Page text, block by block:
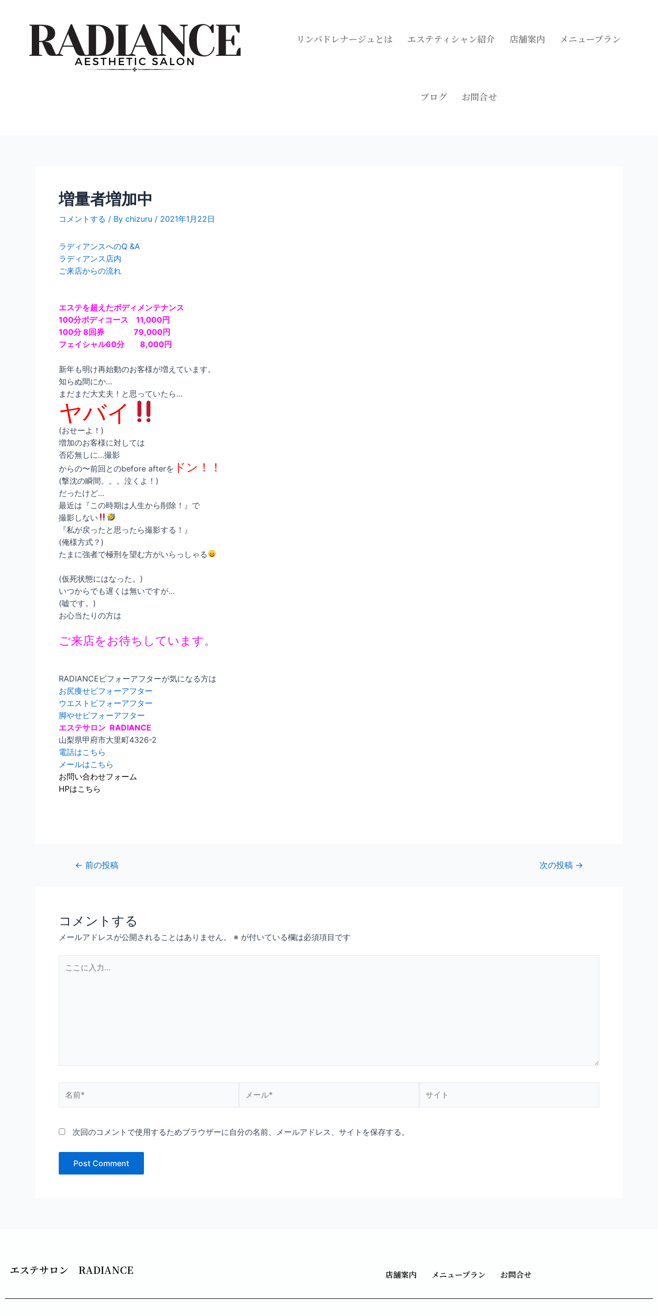
リンパドレナージュとは エステティシャン紹介 店舗案内 メニュープラン
ブログ お問合せ
増量者増加中
コメントする / By chizuru / 2021年1月22日
ラディアンスへのQ &A
ラディアンス店内
ご来店からの流れ
エステを超えたボディメンテナンス
100分ボディコース 11,000円
100分 8回券 79,000円
フェイシャル60分 8,000円
新年も明け再始動のお客様が増えています。
知らぬ間にか…
まだまだ大丈夫！と思っていたら…
ヤバイ
(おせーよ！)
増加のお客様に対しては
否応無しに…撮影
からの〜前回とのbefore afterを ドン！！
(撃沈の瞬間。。。泣くよ！)
だったけど…
最近は『この時期は人生から削除！』で
撮影しない
『私が戻ったと思ったら撮影する！』
(俺様方式？)
たまに強者で極刑を望む方がいらっしゃる
(仮死状態にはなった。)
いつからでも遅くは無いですが…
(嘘です。)
お心当たりの方は
ご来店をお待ちしています。
RADIANCEビフォーアフターが気になる方は
お尻痩せビフォーアフター
ウエストビフォーアフター
脚やせビフォーアフター
エステサロン RADIANCE
山梨県甲府市大里町4326-2
電話はこちら
メールはこちら
お問い合わせフォーム
HPはこちら
ナ
ビ
ゲ
← 前の投稿 次の投稿 →
コメントする
メールアドレスが公開されることはありません。 ※ が付いている欄は必須項目です
前
次回のコメントで使用するためブラウザーに自分の名前、メールアドレス、サイトを保存する。
エステサロン RADIANCE 店舗案内 メニュープラン お問合せ